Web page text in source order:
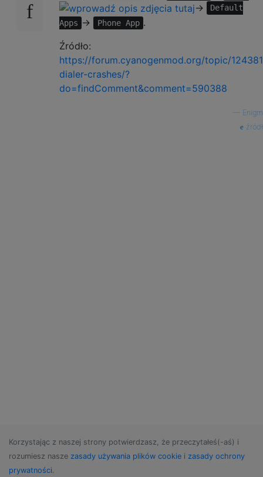
->
Default
Apps -> Phone App .
Źródło:
https://forum.cyanogenmod.org/topic/
dialer-crashes/?
do=findComment&comment=590388
Korzystając z naszej strony potwierdzasz, że przeczytałeś(-aś) i
rozumiesz nasze zasady używania plików cookie i zasady ochrony
prywatności.